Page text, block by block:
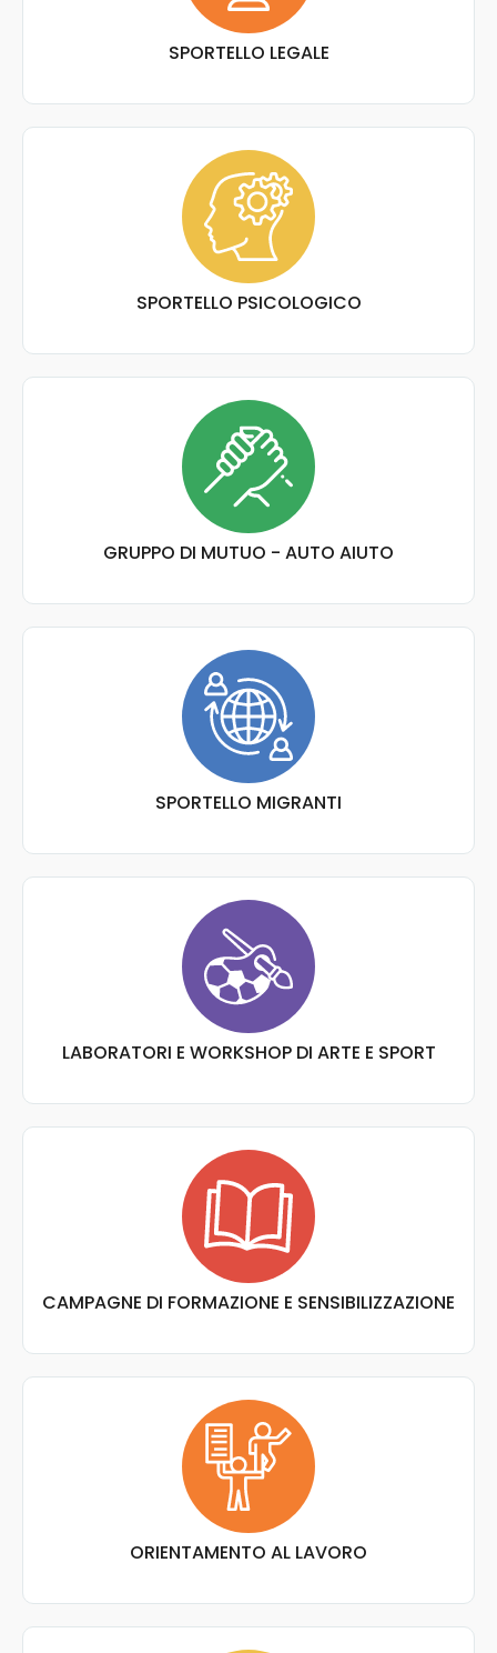
SPORTELLO LEGALE
SPORTELLO PSICOLOGICO
GRUPPO DI MUTUO - AUTO AIUTO
SPORTELLO MIGRANTI
LABORATORI E WORKSHOP DI ARTE E SPORT
CAMPAGNE DI FORMAZIONE E SENSIBILIZZAZIONE
ORIENTAMENTO AL LAVORO